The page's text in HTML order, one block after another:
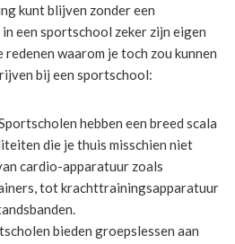
kunt blijven zonder een
een sportschool zeker zijn eigen
waarom je toch zou kunnen
bij een sportschool:
hebben een breed scala
die je thuis misschien niet
cardio-apparatuur zoals
tot krachttrainingsapparatuur
bieden groepslessen aan